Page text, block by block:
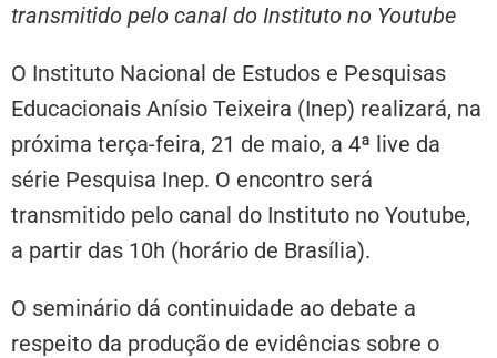
transmitido pelo canal do Instituto no Youtube
O Instituto Nacional de Estudos e Pesquisas
Educacionais Anísio Teixeira (Inep) realizará, na
próxima terça-feira, 21 de maio, a 4ª live da
série Pesquisa Inep. O encontro será
transmitido pelo canal do Instituto no Youtube,
a partir das 10h (horário de Brasília).
O seminário dá continuidade ao debate a
respeito da produção de evidências sobre o